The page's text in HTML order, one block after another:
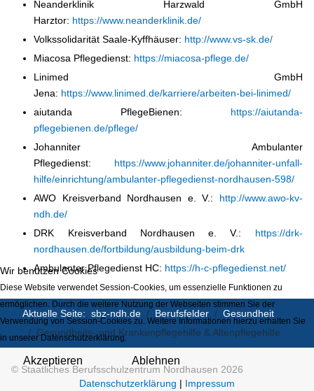
Neanderklinik Harzwald GmbH
Harztor: https://www.neanderklinik.de/
Volkssolidarität Saale-Kyffhäuser: http://www.vs-sk.de/
Miacosa Pflegedienst: https://miacosa-pflege.de/
Linimed GmbH
Jena: https://www.linimed.de/karriere/arbeiten-bei-linimed/
aiutanda PflegeBienen: https://aiutanda-
pflegebienen.de/pflege/
Johanniter Ambulanter
Pflegedienst: https://www.johanniter.de/johanniter-unfall-
hilfe/einrichtung/ambulanter-pflegedienst-nordhausen-598/
AWO Kreisverband Nordhausen e. V.: http://www.awo-kv-
ndh.de/
DRK Kreisverband Nordhausen e. V.: https://drk-
nordhausen.de/fortbildung/ausbildung-beim-drk
Ambulanter Pflegedienst HC: https://h-c-pflegedienst.net/
Aktuelle Seite:sbz-ndh.de Berufsfelder
Gesundheit
Gesundheits- und Krankenpflegehilfe & Altenpflegehilfe
© Staatliches Berufsschulzentrum Nordhausen 2026
Wir benutzen Cookies
Diese Website verwendet Session-Cookies, um essenzielle Funktionen zu
ermöglichen. Durch die weitere Nutzung der Webseiten stimmen Sie der
Verwendung von Session-Cookies zu. Weitere Informationen hierzu erhalten Sie
in unserer Datenschutzerklärung.
Akzeptieren Ablehnen
Datenschutzerklärung | Impressum